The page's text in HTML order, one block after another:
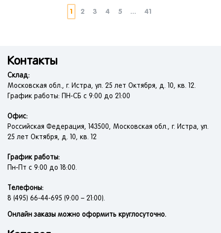
1 2 3 4 5 ... 41
Контакты
Склад:
Московская обл., г. Истра, ул. 25 лет Октября, д. 10, кв. 12.
График работы: ПН-СБ с 9:00 до 21:00
Офис:
Российская Федерация, 143500, Московская обл., г. Истра, ул.
25 лет Октября, д. 10, кв. 12
График работы:
Пн-Пт с 9:00 до 18:00.
Телефоны:
8 (495) 66-44-695 (9:00 – 21:00).
Онлайн заказы можно оформить круглосуточно.